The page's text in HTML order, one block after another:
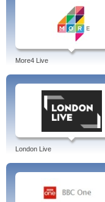
More4 Live
London Live